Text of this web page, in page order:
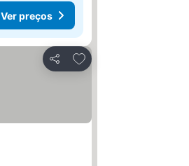
Ver preços
Partilhar
Adicionar aos favoritos